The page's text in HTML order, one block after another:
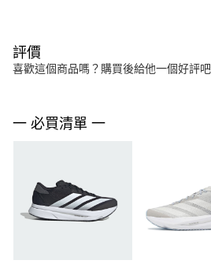
評價
喜歡這個商品嗎？購買後給他一個好評吧
一 必買清單 一